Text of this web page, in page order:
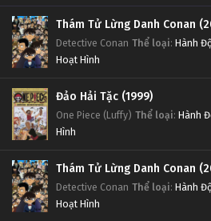
Thám Tử Lừng Danh Conan
Detective Conan Thể loại: Hành
Hoạt Hình
Đảo Hải Tặc (1999)
One Piece (Luffy) Thể loại: Hành
Hình
Thám Tử Lừng Danh Conan
Detective Conan Thể loại: Hành
Hoạt Hình